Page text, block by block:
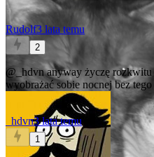
Rudolf3 lata temu
2
@_hdvnanyway życzę rozkwitu
wyobrażać sobie nocnej bez tego
_hdvn3 lata temu
1